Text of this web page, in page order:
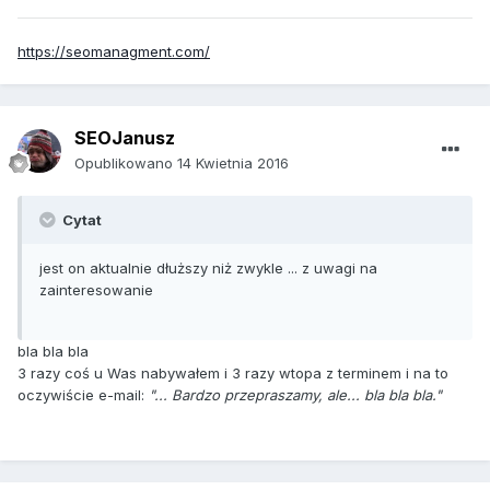
https://seomanagment.com/
SEOJanusz
Opublikowano 14 Kwietnia 2016
Cytat
jest on aktualnie dłuższy niż zwykle ... z uwagi na
zainteresowanie
bla bla bla
3 razy coś u Was nabywałem i 3 razy wtopa z terminem i na to
oczywiście e-mail: "... Bardzo przepraszamy, ale... bla bla bla."